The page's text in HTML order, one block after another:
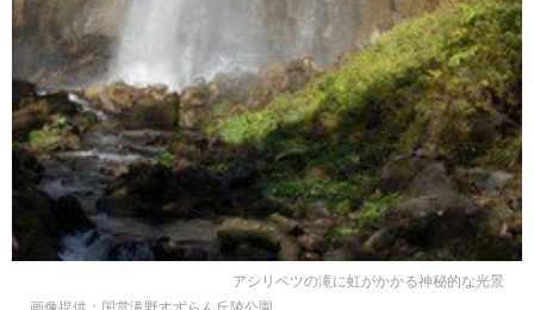
アシリベツの滝に虹がかかる神秘的な光景